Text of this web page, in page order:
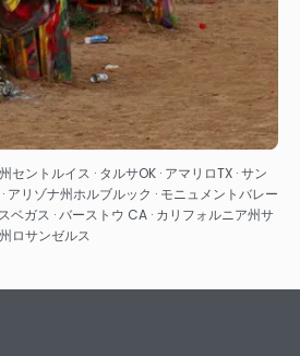
見る
セントルイス · タルサOK · アマリロTX · サン
アリゾナ州ホルブルック · モニュメントバレー
ベガス · バーストウ CA · カリフォルニア州サ
ロサンゼルス